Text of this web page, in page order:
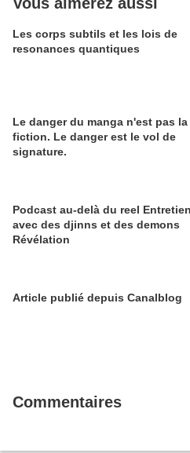
Les corps subtils et les lois de
resonances quantiques
Le danger du manga n'est pas la
fiction. Le danger est le vol de
signature.
Podcast au-delà du reel Entretiens
avec des djinns et des demons
Révélation
Article publié depuis Canalblog
Commentaires